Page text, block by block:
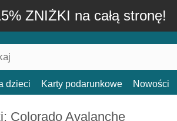
ZNIŻKI na całą stronę!
dzieci Karty podarunkowe Nowości
Colorado Avalanche